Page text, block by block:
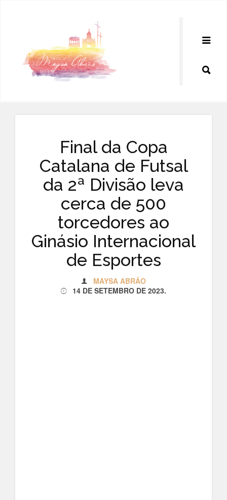
Final da Copa
Catalana de Futsal
da 2ª Divisão leva
cerca de 500
torcedores ao
Ginásio Internacional
de Esportes
MAYSA ABRÃO
14 DE SETEMBRO DE 2023.